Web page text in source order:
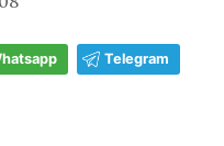
Telegram